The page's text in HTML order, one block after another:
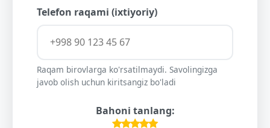
Telefon raqami (ixtiyoriy)
Raqam birovlarga ko'rsatilmaydi. Savolingizga
javob olish uchun kiritsangiz bo'ladi
Bahoni tanlang: